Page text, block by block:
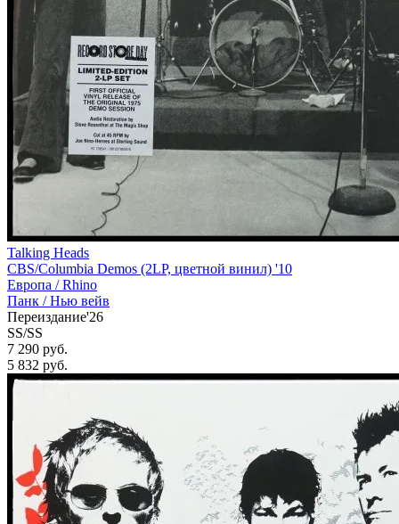
Talking Heads
CBS/Columbia Demos (2LP, цветной винил) '10
Европа /Rhino
Панк / Нью вейв
Переиздание'26
SS/SS
7 290 руб.
5 832 руб.